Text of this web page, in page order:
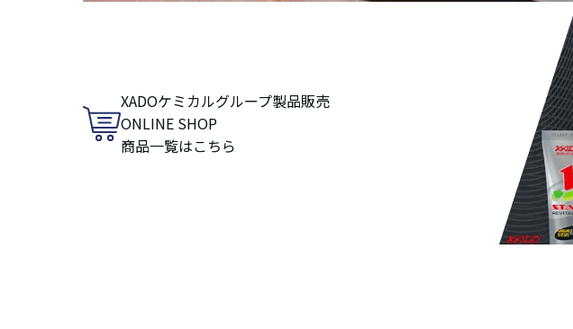
XADOケミカルグループ製品販売
ONLINE SHOP
商品一覧はこちら